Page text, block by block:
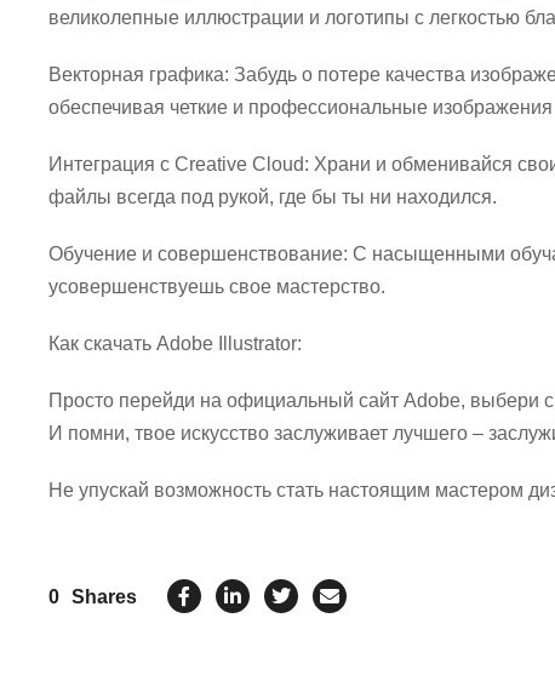
великолепные иллюстрации и логотипы с легкостью
Векторная графика: Забудь о потере качества
обеспечивая четкие и профессиональные
Интеграция с Creative Cloud: Храни и обменивайся
файлы всегда под рукой, где бы ты ни находился.
Обучение и совершенствование: С насыщенными
усовершенствуешь свое мастерство.
Как скачать Adobe Illustrator:
Просто перейди на официальный сайт Adobe, выбери
И помни, твое искусство заслуживает лучшего –
Не упускай возможность стать настоящим мастером
0 Shares